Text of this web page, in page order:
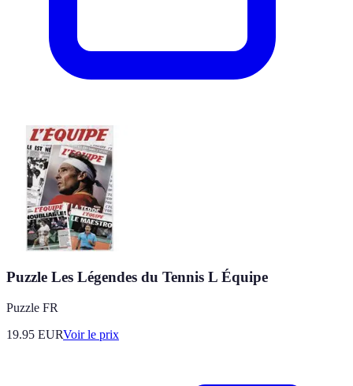
Puzzle Les Légendes du Tennis L Équipe
Puzzle FR
19.95 EURVoir le prix